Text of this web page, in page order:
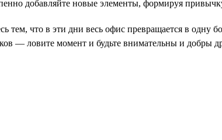
добавляйте новые элементы, формируя
тем, что в эти дни весь офис превращается в
— ловите момент и будьте внимательны и добры